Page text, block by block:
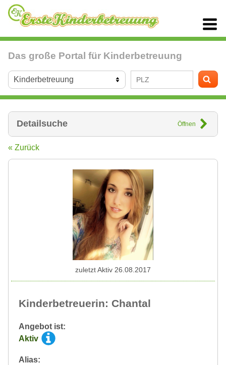
Das große Portal für Kinderbetreuung
Detailsuche Öffnen
« Zurück
Kinderbetreuerin: Chantal
Angebot ist:
Aktiv
Alias:
zuletzt Aktiv 26.08.2017